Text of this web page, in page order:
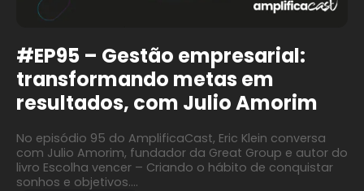
#EP95 – Gestão empresarial:
transformando metas em
resultados, com Julio Amorim
No episódio 95 do AmplificaCast, Eric Klein conversa
com Julio Amorim, fundador da Great Group e autor do
livro Escolha vencer – Criando o hábito de conquistar
sonhos e objetivos.…